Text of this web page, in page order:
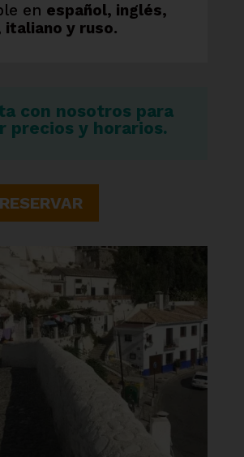
en español, inglés,
y ruso.
con nosotros para
precios y horarios.